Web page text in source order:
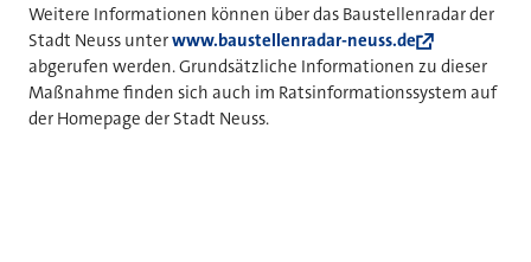
Weitere Informationen können über das Baustellenradar der
Stadt Neuss unterwww.baustellenradar-neuss.de
abgerufen werden. Grundsätzliche Informationen zu dieser
Maßnahme finden sich auch im Ratsinformationssystem auf
der Homepage der Stadt Neuss.